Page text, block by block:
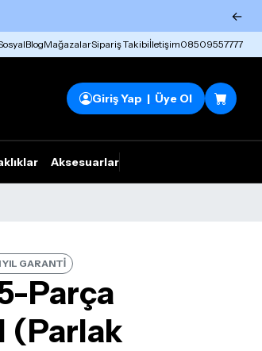
←
BlogMağazalarSipariş Takibiİletişim08509557777
Giriş Yap | Üye Ol
Aksesuarlar
YIL GARANTİ
Parça
(Parlak